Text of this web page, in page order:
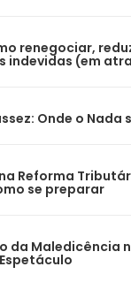
renegociar,
indevidas (em
Onde o Nada
Reforma
se preparar
da Maledicência